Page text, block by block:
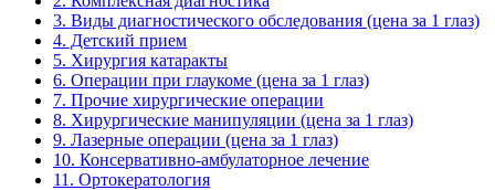
3. Виды диагностического обследования (цена за 1 глаз)
4. Детский прием
5. Хирургия катаракты
6. Операции при глаукоме (цена за 1 глаз)
7. Прочие хирургические операции
8. Хирургические манипуляции (цена за 1 глаз)
9. Лазерные операции (цена за 1 глаз)
10. Консервативно-амбулаторное лечение
11. Ортокератология